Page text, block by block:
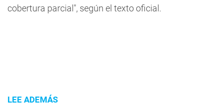
cobertura parcial", según el texto oficial.
LEE ADEMÁS